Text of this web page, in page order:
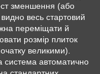
зменшення (або
весь стартовий
переміщати й
розмір плиток
великими).
система автоматично